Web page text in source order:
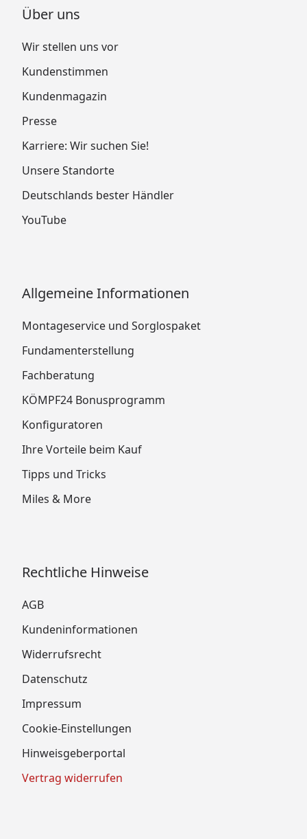
Über uns
Wir stellen uns vor
Kundenstimmen
Kundenmagazin
Presse
Karriere: Wir suchen Sie!
Unsere Standorte
Deutschlands bester Händler
YouTube
Allgemeine Informationen
Montageservice und Sorglospaket
Fundamenterstellung
Fachberatung
KÖMPF24 Bonusprogramm
Konfiguratoren
Ihre Vorteile beim Kauf
Tipps und Tricks
Miles & More
Rechtliche Hinweise
AGB
Kundeninformationen
Widerrufsrecht
Datenschutz
Impressum
Cookie-Einstellungen
Hinweisgeberportal
Vertrag widerrufen